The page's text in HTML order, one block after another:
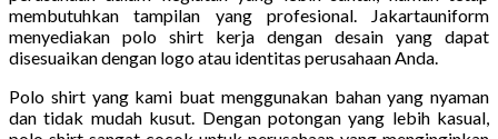
membutuhkan tampilan yang profesional. Jakartauniform
menyediakan polo shirt kerja dengan desain yang dapat
disesuaikan dengan logo atau identitas perusahaan Anda.
Polo shirt yang kami buat menggunakan bahan yang nyaman
dan tidak mudah kusut. Dengan potongan yang lebih kasual,